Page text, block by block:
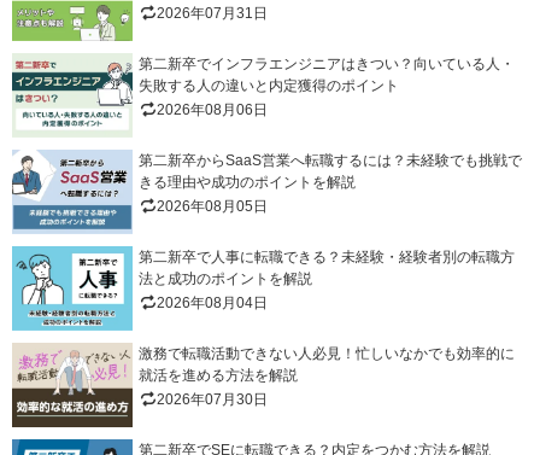
2026年07月31日
第二新卒でインフラエンジニアはきつい？向いている人・
失敗する人の違いと内定獲得のポイント
2026年08月06日
第二新卒からSaaS営業へ転職するには？未経験でも挑戦で
きる理由や成功のポイントを解説
2026年08月05日
第二新卒で人事に転職できる？未経験・経験者別の転職方
法と成功のポイントを解説
2026年08月04日
激務で転職活動できない人必見！忙しいなかでも効率的に
就活を進める方法を解説
2026年07月30日
第二新卒でSEに転職できる？内定をつかむ方法を解説